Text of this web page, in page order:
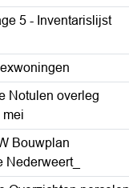
5 - Inventarislijst
Notulen overleg
mei
Bouwplan
Nederweert_